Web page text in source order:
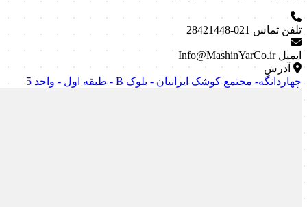
تلفن تماس 021-28421448
ایمیل Info@MashinYarCo.ir
آدرس
چهاردانگه- مجتمع کوشک ایرانیان - بلوک B - طبقه اول - واحد 5